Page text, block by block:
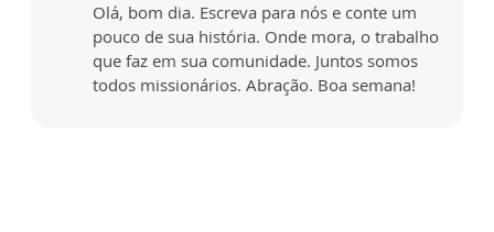
Olá, bom dia. Escreva para nós e conte um
pouco de sua história. Onde mora, o trabalho
que faz em sua comunidade. Juntos somos
todos missionários. Abração. Boa semana!